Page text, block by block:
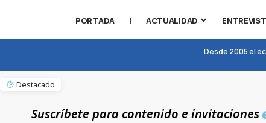
PORTADA | ACTUALIDAD
Desde 2005 el
Destacado
Suscríbete para contenido e invitaciones